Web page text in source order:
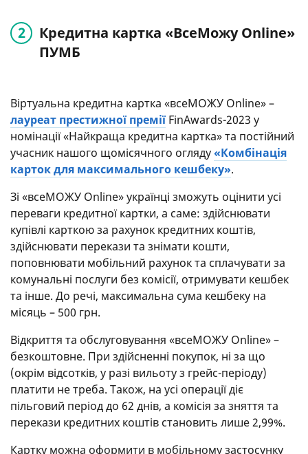
Кредитна картка «ВсеМожу Online»
ПУМБ
Віртуальна кредитна картка «всеМОЖУ Online» –
лауреат престижної премії FinAwards-2023 у
номінації «Найкраща кредитна картка» та постійний
учасник нашого щомісячного огляду«Комбінація
карток для максимального кешбеку».
Зі «всеМОЖУ Online» українці зможуть оцінити усі
переваги кредитної картки, а саме: здійснювати
купівлі карткою за рахунок кредитних коштів,
здійснювати перекази та знімати кошти,
поповнювати мобільний рахунок та сплачувати за
комунальні послуги без комісії, отримувати кешбек
та інше. До речі, максимальна сума кешбеку на
місяць – 500 грн.
Відкриття та обслуговування «всеМОЖУ Online» –
безкоштовне. При здійсненні покупок, ні за що
(окрім відсотків, у разі вильоту з грейс-періоду)
платити не треба. Також, на усі операції діє
пільговий період до 62 днів, а комісія за зняття та
перекази кредитних коштів становить лише 2,99%.
Картку можна оформити в мобільному застосунку